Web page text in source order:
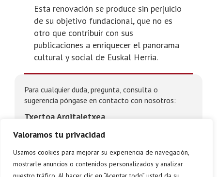
Valoramos tu privacidad
Usamos cookies para mejorar su experiencia de navegación,
mostrarle anuncios o contenidos personalizados y analizar
Esta renovación se produce sin perjuicio
de su objetivo fundacional, que no es
otro que contribuir con sus
publicaciones a enriquecer el panorama
cultural y social de Euskal Herria.
Para cualquier duda, pregunta, consulta o
sugerencia póngase en contacto con nosotros:
Txertoa Argitaletxea
Portuetxe, 88 bis 20018 Donostia
txertoa@txertoa.eus